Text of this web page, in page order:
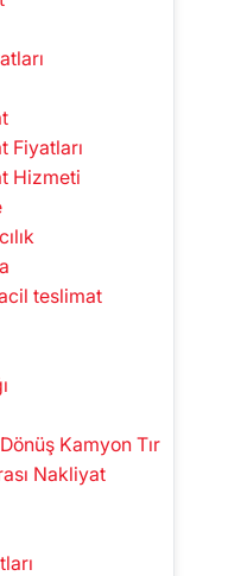
Fiyatları
Hizmeti
teslimat
Kamyon Tır
Nakliyat